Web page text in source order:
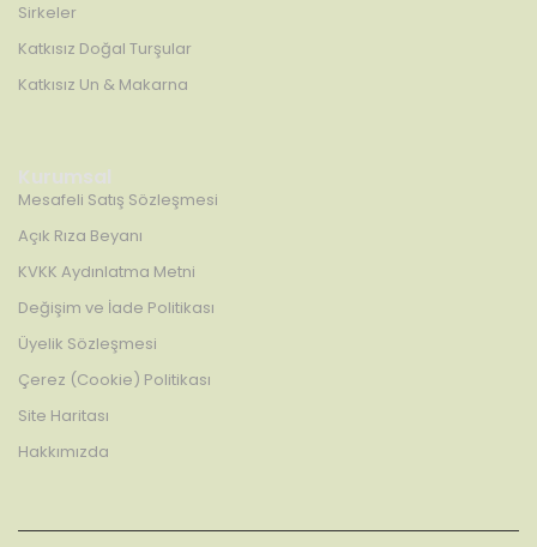
Sirkeler
Katkısız Doğal Turşular
Katkısız Un & Makarna
Kurumsal
Mesafeli Satış Sözleşmesi
Açık Rıza Beyanı
KVKK Aydınlatma Metni
Değişim ve İade Politikası
Üyelik Sözleşmesi
Çerez (Cookie) Politikası
Site Haritası
Hakkımızda